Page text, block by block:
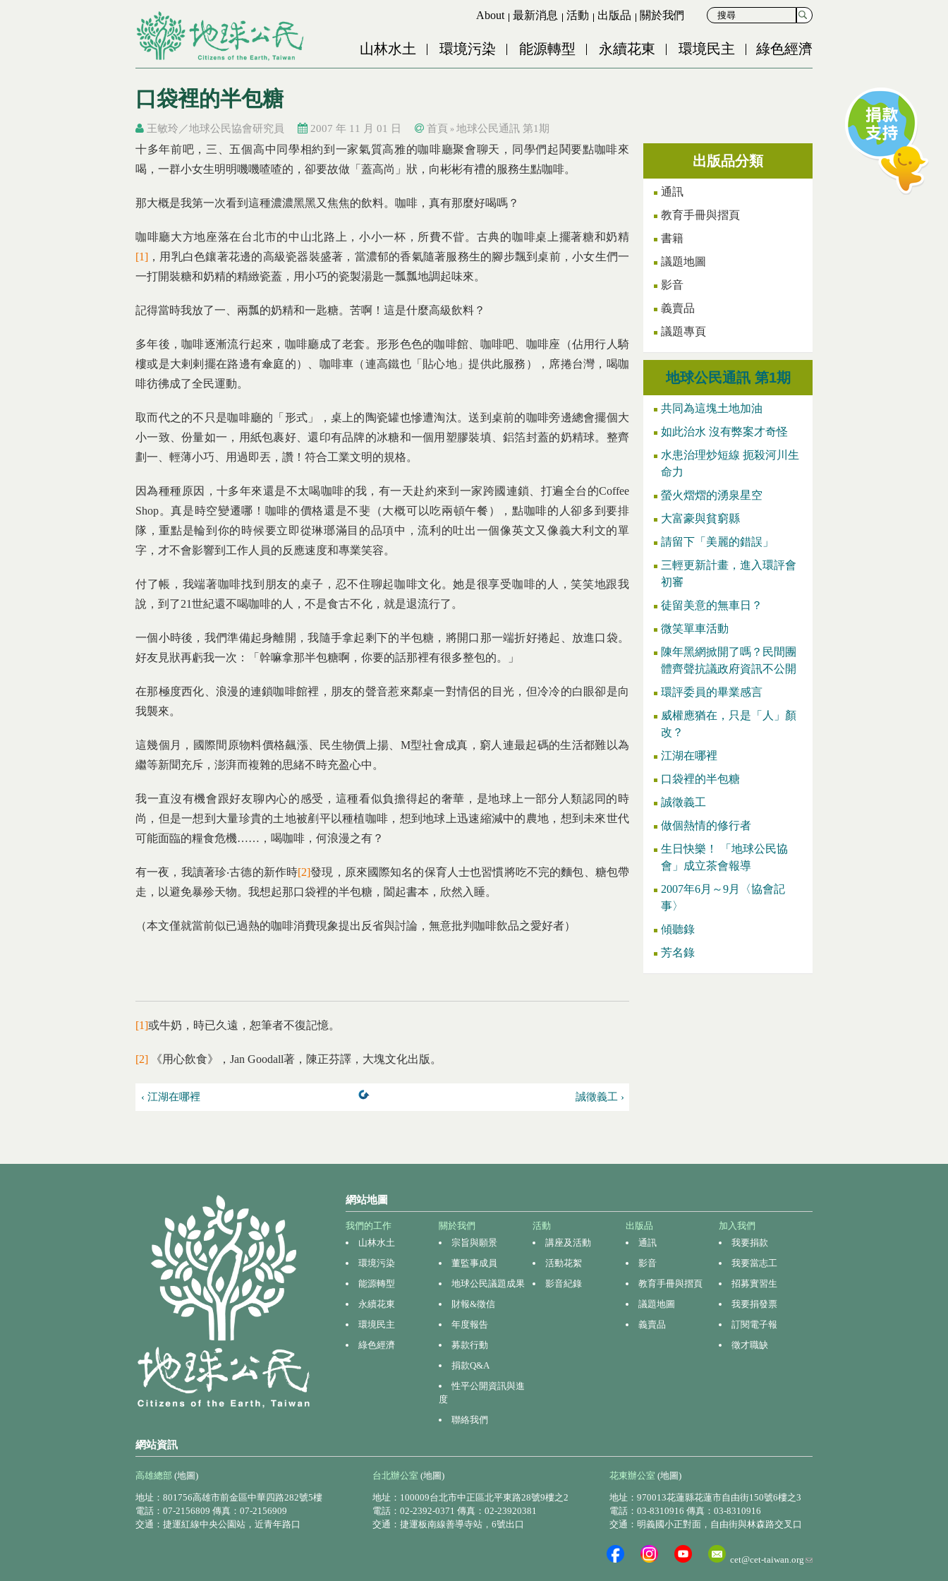
Jump to Navigation
Jump to Main content
About 最新消息 活動 出版品 關於我們
山林水土 環境污染 能源轉型 永續花東 環境民主 綠色經濟
口袋裡的半包糖
王敏玲／地球公民協會研究員 2007 年 11 月 01 日
您在這裡
首頁 » 地球公民通訊 第1期
您在這裡
十多年前吧，三、五個高中同學相約到一家氣質高雅的咖啡廳聚會聊天，同學們起鬨要點咖啡來
喝，一群小女生明明嘰嘰喳喳的，卻要故做「蓋高尚」狀，向彬彬有禮的服務生點咖啡。
那大概是我第一次看到這種濃濃黑黑又焦焦的飲料。咖啡，真有那麼好喝嗎？
咖啡廳大方地座落在台北市的中山北路上，小小一杯，所費不眥。古典的咖啡桌上擺著糖和奶精
[1] ，用乳白色鑲著花邊的高級瓷器裝盛著，當濃郁的香氣隨著服務生的腳步飄到桌前，小女生們一
一打開裝糖和奶精的精緻瓷蓋，用小巧的瓷製湯匙一瓢瓢地調起味來。
記得當時我放了一、兩瓢的奶精和一匙糖。苦啊！這是什麼高級飲料？
多年後，咖啡逐漸流行起來，咖啡廳成了老套。形形色色的咖啡館、咖啡吧、咖啡座（佔用行人騎
樓或是大剌剌擺在路邊有傘庭的）、咖啡車（連高鐵也「貼心地」提供此服務），席捲台灣，喝咖
啡彷彿成了全民運動。
取而代之的不只是咖啡廳的「形式」，桌上的陶瓷罐也慘遭淘汰。送到桌前的咖啡旁邊總會擺個大
小一致、份量如一，用紙包裹好、還印有品牌的冰糖和一個用塑膠裝填、鋁箔封蓋的奶精球。整齊
劃一、輕薄小巧、用過即丟，讚！符合工業文明的規格。
因為種種原因，十多年來還是不太喝咖啡的我，有一天赴約來到一家跨國連鎖、打遍全台的Coffee
Shop。真是時空變遷哪！咖啡的價格還是不斐（大概可以吃兩頓午餐），點咖啡的人卻多到要排
隊，重點是輪到你的時候要立即從琳瑯滿目的品項中，流利的吐出一個像英文又像義大利文的單
字，才不會影響到工作人員的反應速度和專業笑容。
付了帳，我端著咖啡找到朋友的桌子，忍不住聊起咖啡文化。她是很享受咖啡的人，笑笑地跟我
說，到了21世紀還不喝咖啡的人，不是食古不化，就是退流行了。
一個小時後，我們準備起身離開，我隨手拿起剩下的半包糖，將開口那一端折好捲起、放進口袋。
好友見狀再虧我一次：「幹嘛拿那半包糖啊，你要的話那裡有很多整包的。」
在那極度西化、浪漫的連鎖咖啡館裡，朋友的聲音惹來鄰桌一對情侶的目光，但冷冷的白眼卻是向
我襲來。
這幾個月，國際間原物料價格飆漲、民生物價上揚、M型社會成真，窮人連最起碼的生活都難以為
繼等新聞充斥，澎湃而複雜的思緒不時充盈心中。
我一直沒有機會跟好友聊內心的感受，這種看似負擔得起的奢華，是地球上一部分人類認同的時
尚，但是一想到大量珍貴的土地被剷平以種植咖啡，想到地球上迅速縮減中的農地，想到未來世代
可能面臨的糧食危機……，喝咖啡，何浪漫之有？
有一夜，我讀著珍‧古德的新作時[2]發現，原來國際知名的保育人士也習慣將吃不完的麵包、糖包帶
走，以避免暴殄天物。我想起那口袋裡的半包糖，闔起書本，欣然入睡。
（本文僅就當前似已過熱的咖啡消費現象提出反省與討論，無意批判咖啡飲品之愛好者）
[1]或牛奶，時已久遠，恕筆者不復記憶。
[2] 《用心飲食》，Jan Goodall著，陳正芬譯，大塊文化出版。
‹ 江湖在哪裡 誠徵義工 ›
出版品分類
通訊
教育手冊與摺頁
書籍
議題地圖
影音
義賣品
議題專頁
地球公民通訊 第1期
共同為這塊土地加油
如此治水 沒有弊案才奇怪
水患治理炒短線 扼殺河川生
命力
螢火熠熠的湧泉星空
大富豪與貧窮縣
請留下「美麗的錯誤」
三輕更新計畫，進入環評會
初審
徒留美意的無車日？
微笑單車活動
陳年黑網掀開了嗎？民間團
體齊聲抗議政府資訊不公開
環評委員的畢業感言
威權應猶在，只是「人」顏
改？
江湖在哪裡
口袋裡的半包糖
誠徵義工
做個熱情的修行者
生日快樂！ 「地球公民協
會」成立茶會報導
2007年6月～9月〈協會記
事〉
傾聽錄
芳名錄
網站地圖
我們的工作
山林水土
環境污染
能源轉型
永續花東
環境民主
綠色經濟
關於我們
宗旨與願景
董監事成員
地球公民議題成果
財報&徵信
年度報告
募款行動
捐款Q&A
性平公開資訊與進
度
聯絡我們
活動
講座及活動
活動花絮
影音紀錄
出版品
通訊
影音
教育手冊與摺頁
議題地圖
義賣品
加入我們
我要捐款
我要當志工
招募實習生
我要捐發票
訂閱電子報
徵才職缺
網站資訊
高雄總部 (地圖)
地址：801756高雄市前金區中華四路282號5樓
電話：07-2156809 傳真：07-2156909
交通：捷運紅線中央公園站，近青年路口
台北辦公室 (地圖)
地址：100009台北市中正區北平東路28號9樓之2
電話：02-2392-0371 傳真：02-23920381
交通：捷運板南線善導寺站，6號出口
花東辦公室 (地圖)
地址：970013花蓮縣花蓮市自由街150號6樓之3
電話：03-8310916 傳真：03-8310916
交通：明義國小正對面，自由街與林森路交叉口
cet@cet-taiwan.org
sends